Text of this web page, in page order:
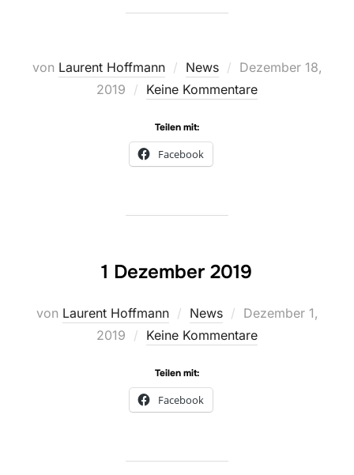
von Laurent Hoffmann News
Veröffentlicht
am
Dezember 18,
2019
Keine Kommentare
Teilen mit:
Facebook
1 Dezember 2019
von Laurent Hoffmann News
Veröffentlicht
am
Dezember 1,
2019
Keine Kommentare
Teilen mit:
Facebook